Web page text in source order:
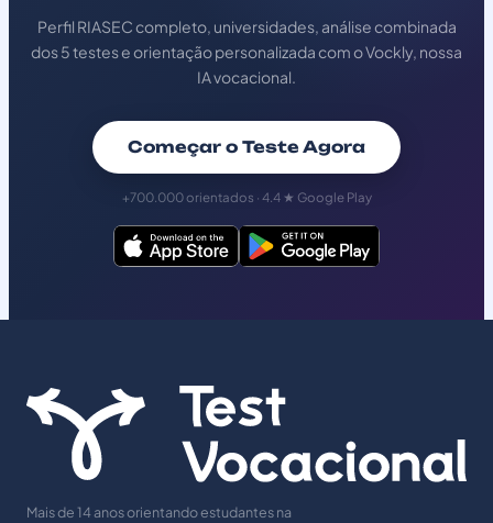
Perfil RIASEC completo, universidades, análise combinada
dos 5 testes e orientação personalizada com o Vockly, nossa
IA vocacional.
Começar o Teste Agora
+700.000 orientados · 4.4 ★ Google Play
Mais de 14 anos orientando estudantes na